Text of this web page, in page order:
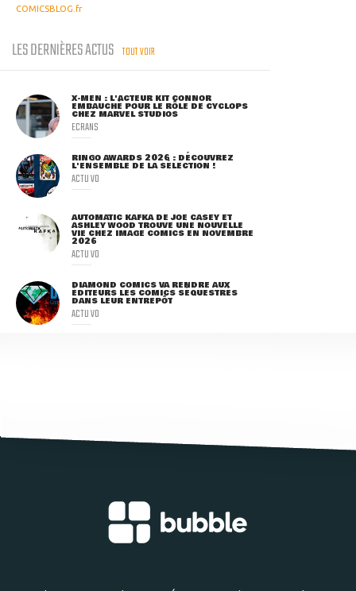
COMICSBLOG.fr
LES DERNIÈRES ACTUS TOUT VOIR
X-MEN : L'ACTEUR KIT CONNOR
EMBAUCHÉ POUR LE RÔLE DE CYCLOPS
CHEZ MARVEL STUDIOS
ECRANS
RINGO AWARDS 2026 : DÉCOUVREZ
L'ENSEMBLE DE LA SÉLECTION !
ACTU VO
AUTOMATIC KAFKA DE JOE CASEY ET
ASHLEY WOOD TROUVE UNE NOUVELLE
VIE CHEZ IMAGE COMICS EN NOVEMBRE
2026
ACTU VO
DIAMOND COMICS VA RENDRE AUX
ÉDITEURS LES COMICS SÉQUESTRÉS
DANS LEUR ENTREPÔT
ACTU VO